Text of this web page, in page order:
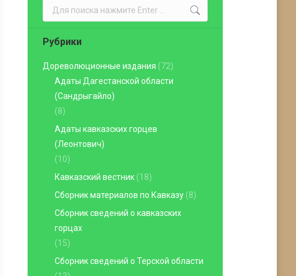
Поиск:
Рубрики
Дореволюционные издания (72)
Адаты Дагестанской области
(Сандрыгайло)
(8)
Адаты кавказских горцев
(Леонтович)
(10)
Кавказский вестник (18)
Сборник материалов по Кавказу (8)
Сборник сведений о кавказских
горцах
(15)
Сборник сведений о Терской области